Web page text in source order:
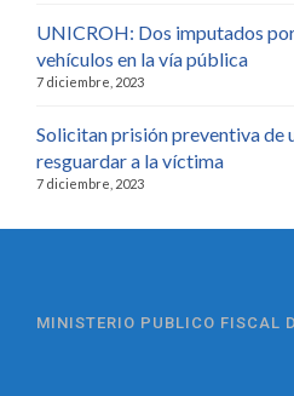
UNICROH: Dos imputados
vehículos en la vía pública
7 diciembre, 2023
Solicitan prisión preventiva de
resguardar a la víctima
7 diciembre, 2023
MINISTERIO PUBLICO FISCAL